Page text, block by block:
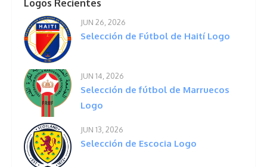
JUN 26, 2026
Selección de Fútbol de Haití Logo
JUN 14, 2026
Selección de fútbol de Marruecos
Logo
JUN 13, 2026
Selección de Escocia Logo